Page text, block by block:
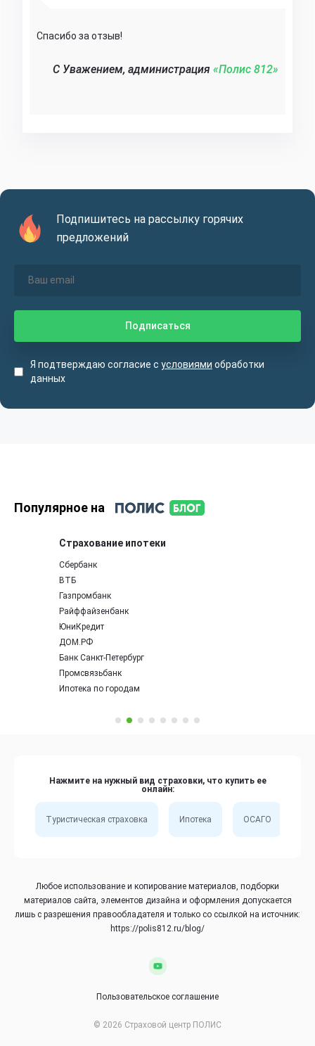
Спасибо за отзыв!
C Уважением, администрация «Полис 812»‎
Подпишитесь на рассылку горячих
предложений
Я подтверждаю согласие с условиями обработки
данных
Популярное на
Страхование ипотеки
Сбербанк
Газпромбанк
Райффайзенбанк
ЮниКредит
ДОМ.РФ
Банк Санкт-Петербург
Промсвязьбанк
Ипотека по городам
Нажмите на нужный вид страховки, что купить ее
онлайн:
Туристическая страховка Ипотека ОСАГО
Любое использование и копирование материалов, подборки
материалов сайта, элементов дизайна и оформления допускается
лишь с разрешения правообладателя и только со ссылкой на источник:
https://polis812.ru/blog/
Пользовательское соглашение
© 2026 Страховой центр ПОЛИС